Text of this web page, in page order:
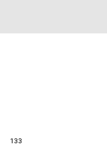
133